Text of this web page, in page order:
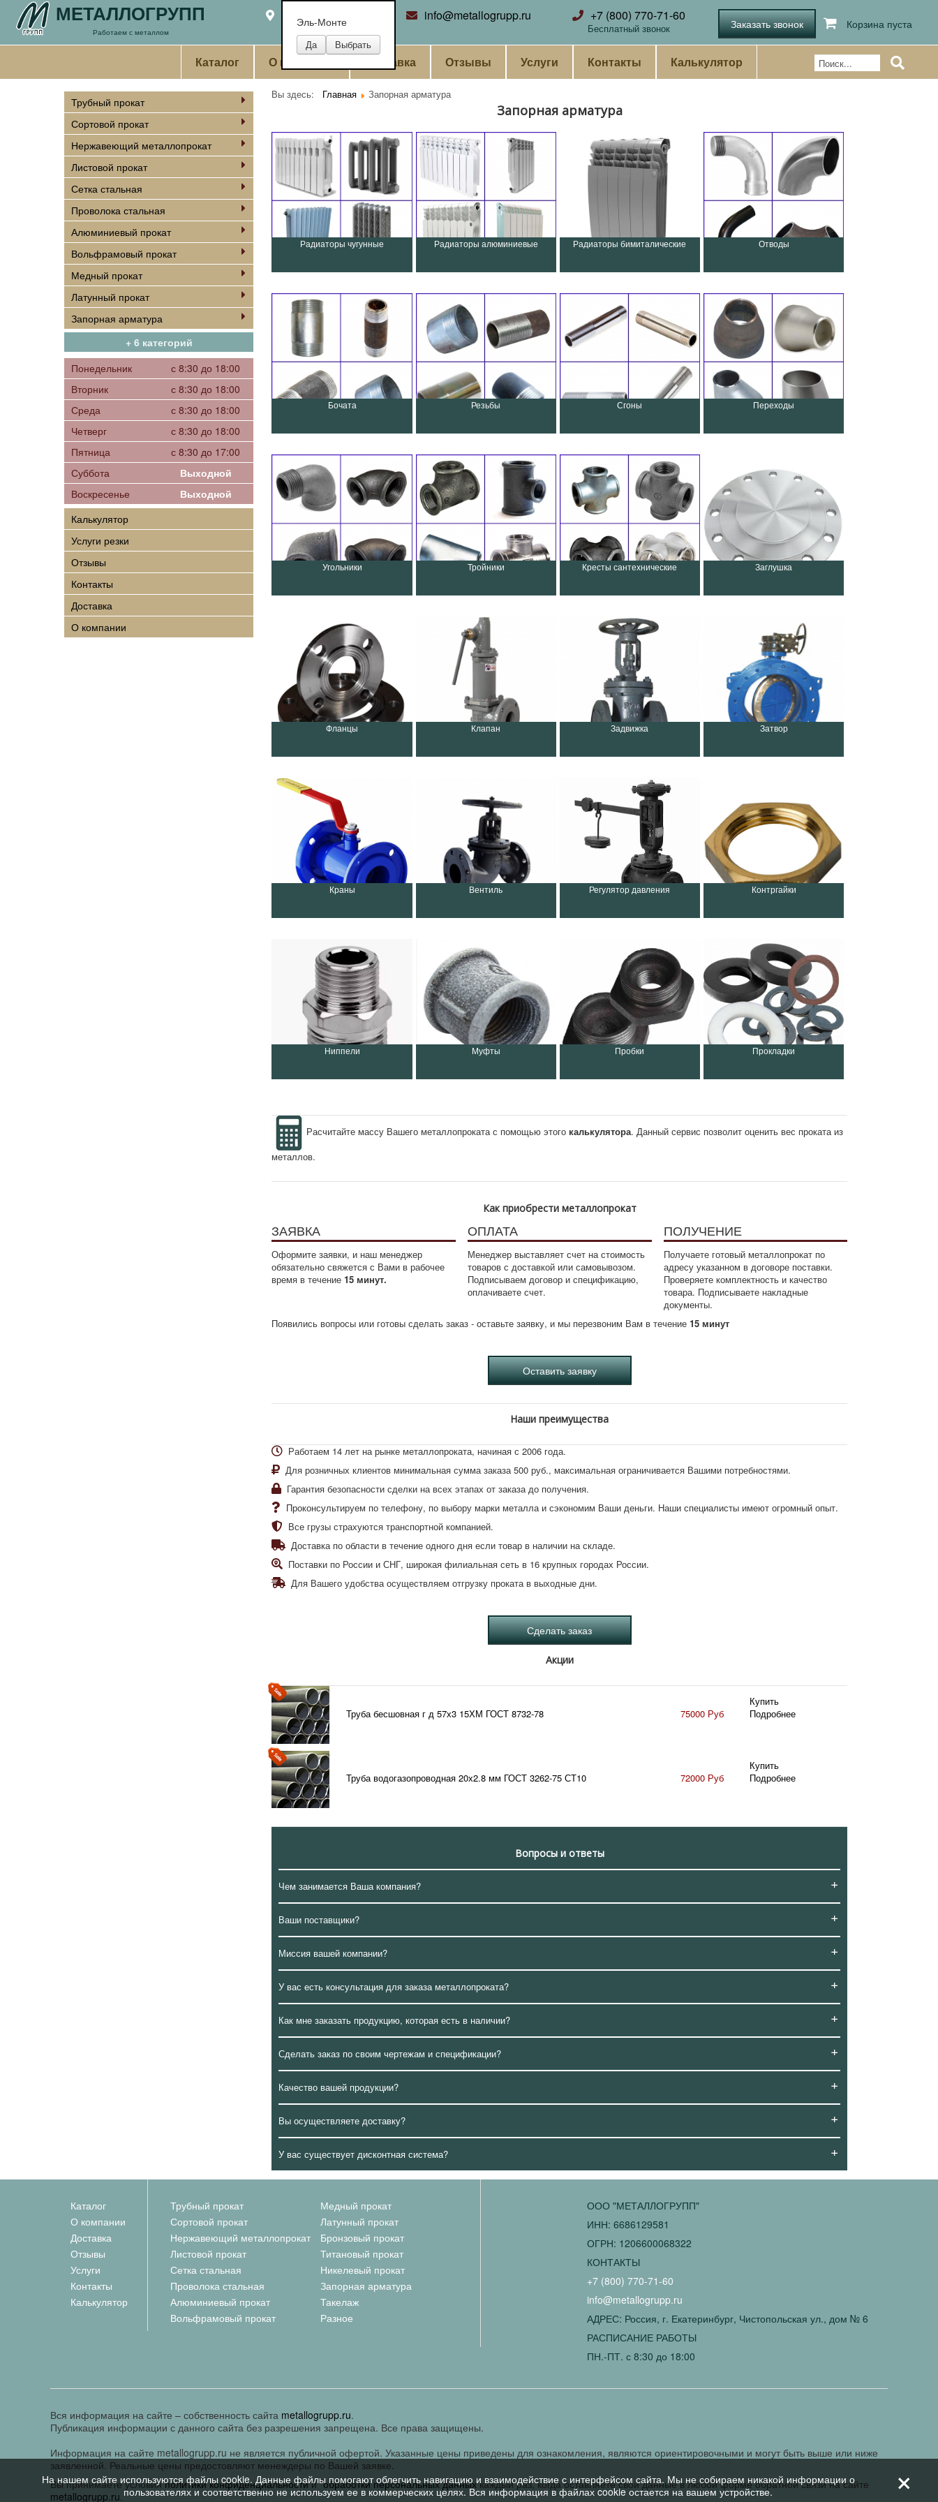
МЕТАЛЛОГРУПП
Работаем с металлом
Екатеринбург info@metallogrupp.ru +7 (800) 770-71-60
Бесплатный звонок Корзина пуста
Каталог О компании Доставка Отзывы Услуги Контакты Калькулятор
Трубный прокат
Сортовой прокат
Нержавеющий металлопрокат
Листовой прокат
Сетка стальная
Проволока стальная
Алюминиевый прокат
Вольфрамовый прокат
Медный прокат
Латунный прокат
Запорная арматура
+ 6 категорий
Понедельник
с 8:30 до 18:00
Вторник
с 8:30 до 18:00
Среда
с 8:30 до 18:00
Четверг
с 8:30 до 18:00
Пятница
с 8:30 до 17:00
Суббота
Выходной
Воскресенье
Выходной
Калькулятор
Услуги резки
Отзывы
Контакты
Доставка
О компании
Вы здесь: Главная Запорная арматура
Запорная арматура
Радиаторы чугунные Радиаторы алюминиевые Радиаторы бимиталические Отводы
Бочата Резьбы Сгоны Переходы
Угольники Тройники Кресты сантехнические Заглушка
Фланцы Клапан Задвижка Затвор
Краны Вентиль Регулятор давления Контргайки
Ниппели Муфты Пробки Прокладки
Расчитайте массу Вашего металлопроката с помощью этого калькулятора. Данный сервис позволит оценить вес проката из
металлов.
Как приобрести металлопрокат
ЗАЯВКА
Оформите заявки, и наш менеджер
обязательно свяжется с Вами в рабочее
время в течение15 минут.
ОПЛАТА
Менеджер выставляет счет на стоимость
товаров с доставкой или самовывозом.
Подписываем договор и спецификацию,
оплачиваете счет.
ПОЛУЧЕНИЕ
Получаете готовый металлопрокат по
адресу указанном в договоре поставки.
Проверяете комплектность и качество
товара. Подписываете накладные
документы.
Появились вопросы или готовы сделать заказ - оставьте заявку, и мы перезвоним Вам в течение15 минут
Наши преимущества
Работаем 14 лет на рынке металлопроката, начиная с 2006 года.
Для розничных клиентов минимальная сумма заказа 500 руб., максимальная ограничивается Вашими потребностями.
Гарантия безопасности сделки на всех этапах от заказа до получения.
Проконсультируем по телефону, по выбору марки металла и сэкономим Ваши деньги. Наши специалисты имеют огромный опыт.
Все грузы страхуются транспортной компанией.
Доставка по области в течение одного дня если товар в наличии на складе.
Поставки по России и СНГ, широкая филиальная сеть в 16 крупных городах России.
Для Вашего удобства осуществляем отгрузку проката в выходные дни.
Акции
Труба бесшовная г д 57х3 15ХМ ГОСТ 8732-78 75000 Руб
Купить
Подробнее
Труба водогазопроводная 20х2.8 мм ГОСТ 3262-75 СТ10 72000 Руб
Купить
Подробнее
Вопросы и ответы
+
Чем занимается Ваша компания?
+
Ваши поставщики?
+
Миссия вашей компании?
+
У вас есть консультация для заказа металлопроката?
+
Как мне заказать продукцию, которая есть в наличии?
+
Сделать заказ по своим чертежам и спецификации?
+
Качество вашей продукции?
+
Вы осуществляете доставку?
+
У вас существует дисконтная система?
Каталог
О компании
Доставка
Отзывы
Услуги
Контакты
Калькулятор
Трубный прокат
Сортовой прокат
Нержавеющий металлопрокат
Листовой прокат
Сетка стальная
Проволока стальная
Алюминиевый прокат
Вольфрамовый прокат
Медный прокат
Латунный прокат
Бронзовый прокат
Титановый прокат
Никелевый прокат
Запорная арматура
Такелаж
Разное
Эль-Монте
ООО "МЕТАЛЛОГРУПП"
ИНН: 6686129581
ОГРН: 1206600068322
КОНТАКТЫ
+7 (800) 770-71-60
info@metallogrupp.ru
АДРЕС: Россия, г. Екатеринбург, Чистопольская ул., дом № 6
РАСПИСАНИЕ РАБОТЫ
ПН.-ПТ. с 8:30 до 18:00
Вся информация на сайте – собственность сайта metallogrupp.ru.
Публикация информации с данного сайта без разрешения запрещена. Все права защищены.
Информация на сайте metallogrupp.ru не является публичной офертой. Указанные цены приведены для ознакомления, являются ориентировочными и могут быть выше или ниже
заявленной. Реальные цены предостовляют менеждеры по Вашей заявке.
Вы принимаете условияполитики конфиденциальностии"обработки персональных данныхкаждый раз, когда оставляете свои данные в любой форме обратной связи на сайте
metallogrupp.ru.
На нашем сайте используются файлы cookie. Данные файлы помогают облегчить навигацию и взаимодействие с интерфейсом сайта. Мы не собираем никакой информации о
пользователях и соответственно не используем ее в коммерческих целях. Вся информация в файлах cookie остается на вашем устройстве.
+